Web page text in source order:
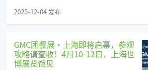
2025-12-04 发布
GMC团餐展·上海即将启幕，参观
攻略请查收！4月10-12日，上海世
博展览馆见